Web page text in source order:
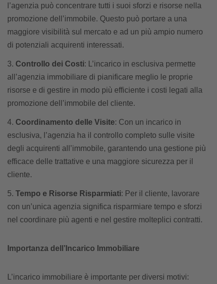
l’agenzia può concentrare tutti i suoi sforzi e risorse nella
promozione dell’immobile. Questo può portare a una
maggiore visibilità sul mercato e ad un più ampio numero
di potenziali acquirenti interessati.
Controllo dei Costi: L’incarico in esclusiva permette
all’agenzia immobiliare di pianificare meglio le proprie
risorse e di gestire in modo più efficiente i costi legati alla
promozione dell’immobile del cliente.
Coordinamento delle Visite: Con un incarico in
esclusiva, l’agenzia ha il controllo completo sulle visite
degli acquirenti all’immobile, garantendo una gestione più
efficace delle trattative e una maggiore sicurezza per il
cliente.
Tempo e Risorse Risparmiati: Per il cliente, lavorare
con un’unica agenzia significa risparmiare tempo e sforzi
nel coordinare più agenti e nel gestire molteplici contratti.
Importanza dell’Incarico Immobiliare
L’incarico immobiliare è importante per diversi motivi: